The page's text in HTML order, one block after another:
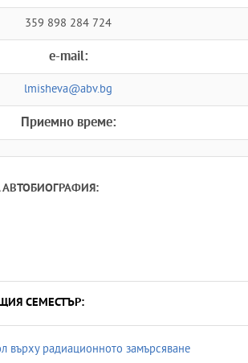
359 898 284 724
e-mail:
lmisheva@abv.bg
Приемно време:
СЕМЕСТЪР:
върху радиационното замърсяване